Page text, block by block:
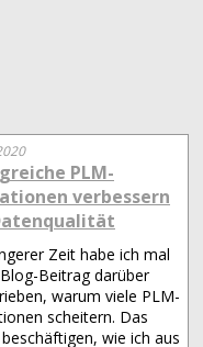
PLM-
verbessern
Zeit habe ich mal
Beitrag darüber
warum viele PLM-
scheitern. Das
wie ich aus